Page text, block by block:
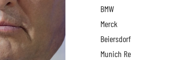
BMW
Merck
Beiersdorf
Munich Re